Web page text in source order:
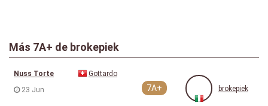
Más 7A+ de brokepiek
Nuss Torte
23 Jun
Gottardo
7A+ brokepiek